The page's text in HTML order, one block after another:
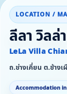
LOCATION /
ลีลา วิลล่
LeLa Villa
ถ.ช่างเคี่ยน ต.ช้าง
Accommodation